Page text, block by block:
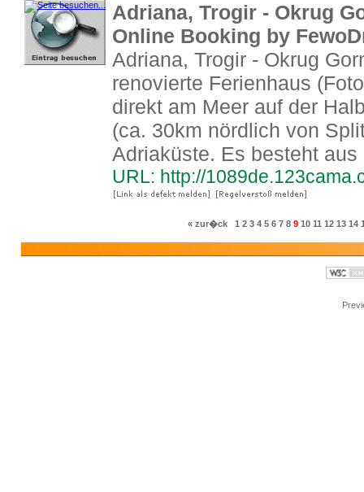
Adriana, Trogir - Okrug
Online Booking by
Adriana, Trogir - Okrug
renovierte Ferienhaus
direkt am Meer auf der
(ca. 30km nördlich von
Adriaküste. Es besteht aus
URL: http://
« zur�ck 1 2 3 4 5 6 7 8 9 10 11 12 13 14